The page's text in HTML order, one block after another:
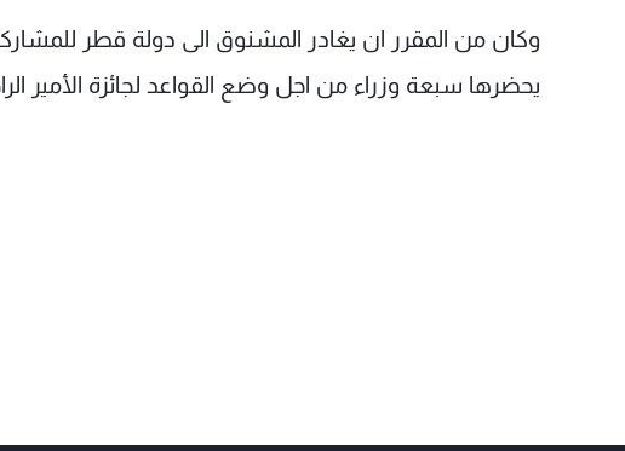
وكان من المقرر ان يغادر المشنوق الى دولة قطر
يحضرها سبعة وزراء من اجل وضع القواعد لجائزة الأمير